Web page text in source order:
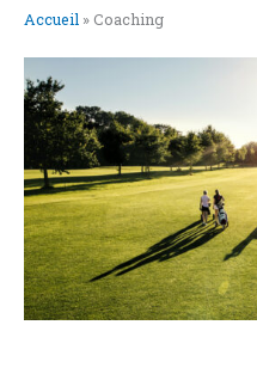
Accueil » Coaching